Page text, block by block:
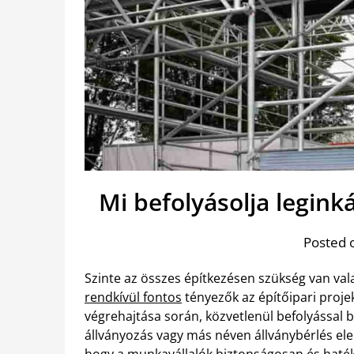
Mi befolyásolja
Posted
Szinte az összes építkezésen szükség van
rendkívül fontos tényezők az építőipari
végrehajtása során, közvetlenül befolyással
állványozás vagy más néven állványbérlés